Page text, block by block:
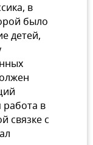
в
было
детей,
работа в
связке с